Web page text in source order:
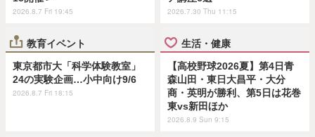
2026.8.7 Fri 19:45 2026.7.30 Thu 11:15
教育イベント
東京都市大「科学体験教室」
24の実験企画…小中向け9/6
2026.8.7 Fri 18:15
生活・健康
【高校野球2026夏】第4日青
森山田・東日大昌平・大分
商・英明が勝利、第5日は花巻
東vs新田ほか
2026.8.9 Sun 9:15